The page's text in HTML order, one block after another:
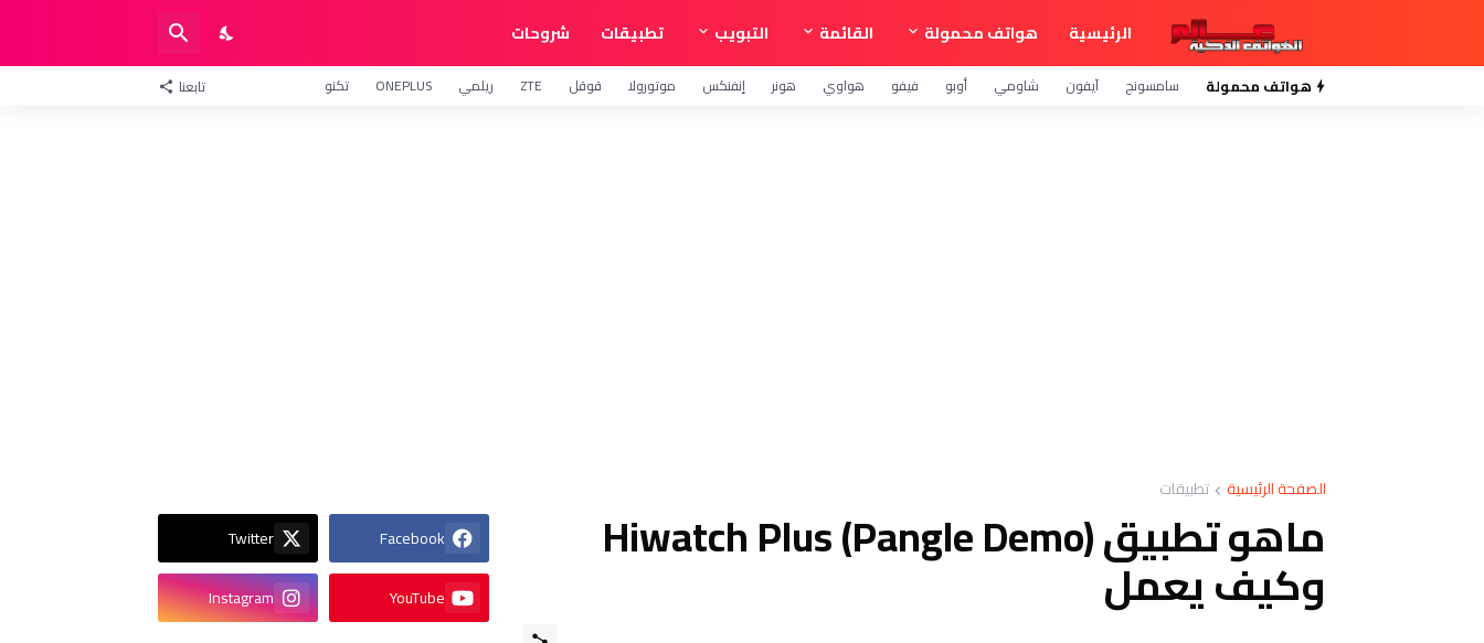
الرئيسية هواتف محمولة القائمة التبويب تطبيقات شروحات
هواتف محمولة سامسونج آيفون شاومي أوبو فيفو هواوي هونر إنفنكس موتورولا قوقل ZTE ريلمي ONEPLUS تكنو تابعنا
الصفحة الرئيسية تطبيقات
ماهو تطبيق Hiwatch Plus (Pangle Demo)
وكيف يعمل
Facebook
Twitter
YouTube
Instagram